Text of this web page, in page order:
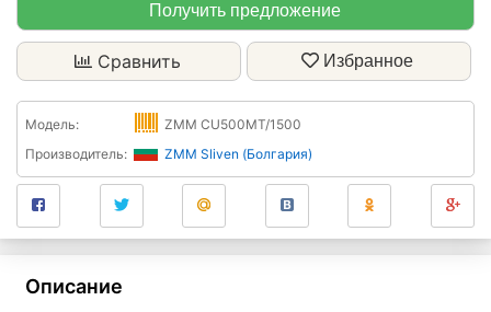
Получить предложение
Сравнить Избранное
Модель:
ZMM CU500MT/1500
Производитель:
ZMM Sliven (Болгария)
Описание